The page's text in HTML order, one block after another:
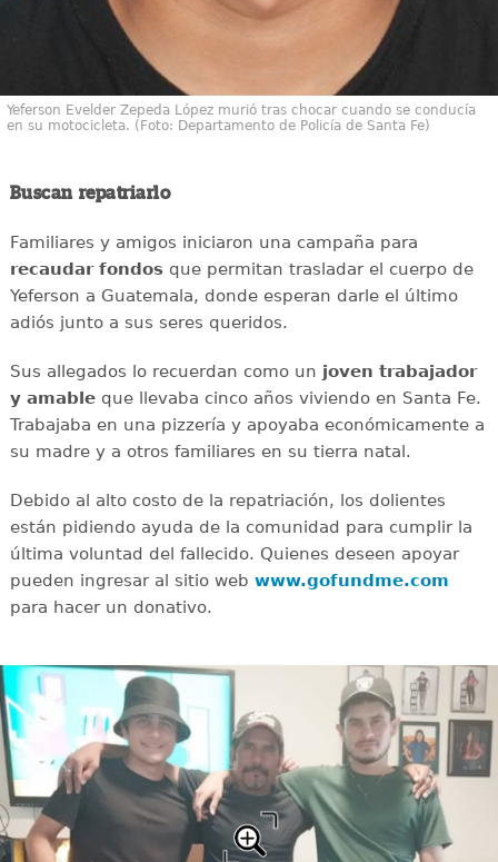
Yeferson Evelder Zepeda López murió tras chocar cuando se conducía
en su motocicleta. (Foto: Departamento de Policía de Santa Fe)
Buscan repatriarlo
Familiares y amigos iniciaron una campaña para
recaudar fondosque permitan trasladar el cuerpo de
Yeferson a Guatemala, donde esperan darle el último
adiós junto a sus seres queridos.
Sus allegados lo recuerdan como un joven trabajador
y amableque llevaba cinco años viviendo en Santa Fe.
Trabajaba en una pizzería y apoyaba económicamente a
su madre y a otros familiares en su tierra natal.
Debido al alto costo de la repatriación, los dolientes
están pidiendo ayuda de la comunidad para cumplir la
última voluntad del fallecido. Quienes deseen apoyar
pueden ingresar al sitio web www.gofundme.com
para hacer un donativo.